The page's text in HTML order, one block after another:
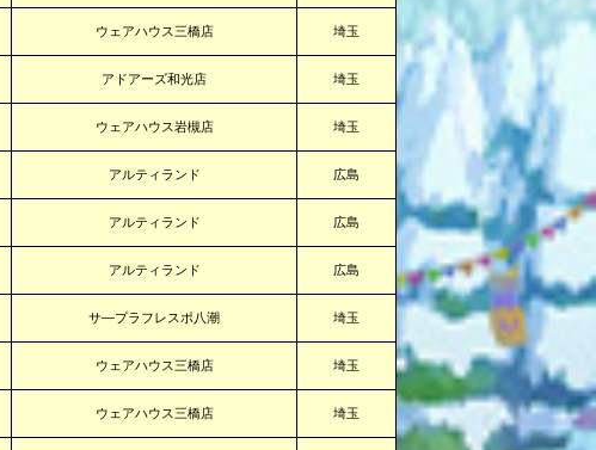
ウェアハウス三橋店 埼玉
アドアーズ和光店 埼玉
ウェアハウス岩槻店 埼玉
アルティランド 広島
アルティランド 広島
アルティランド 広島
サ―プラフレスポ八潮 埼玉
ウェアハウス三橋店 埼玉
ウェアハウス三橋店 埼玉